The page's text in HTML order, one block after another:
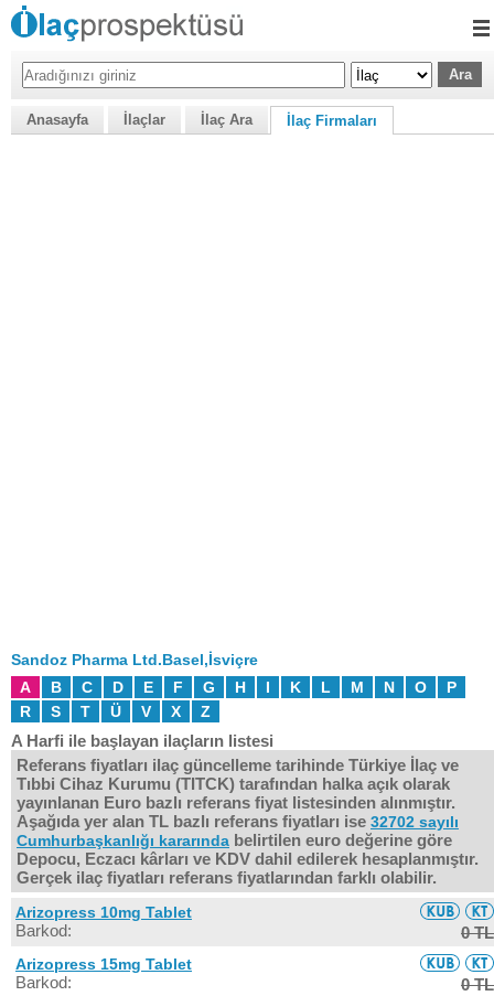
Anasayfa İlaçlar İlaç Ara İlaç Firmaları
Sandoz Pharma Ltd.Basel,İsviçre
A
B C D E F G H I K L M N O
P
R
S T Ü V X Z
A Harfi ile başlayan ilaçların listesi
Referans fiyatları ilaç güncelleme tarihinde Türkiye İlaç ve
Tıbbi Cihaz Kurumu (TITCK) tarafından halka açık olarak
yayınlanan Euro bazlı referans fiyat listesinden alınmıştır.
Aşağıda yer alan TL bazlı referans fiyatları ise 32702 sayılı
Cumhurbaşkanlığı kararında belirtilen euro değerine göre
Depocu, Eczacı kârları ve KDV dahil edilerek hesaplanmıştır.
Gerçek ilaç fiyatları referans fiyatlarından farklı olabilir.
Arizopress 10mg Tablet
Barkod: 0 TL
Arizopress 15mg Tablet
Barkod: 0 TL